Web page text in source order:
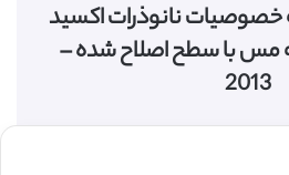
خصوصیات نانوذرات اکسید
با سطح اصلاح شده –
2013